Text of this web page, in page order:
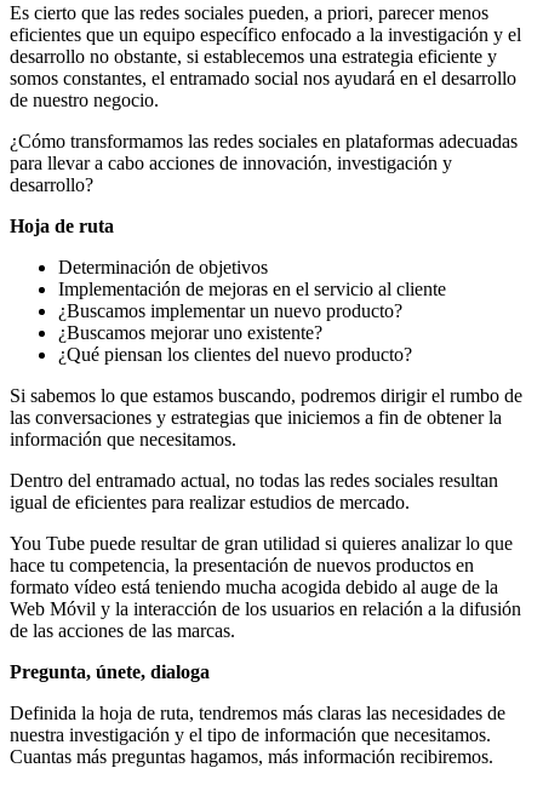
Es cierto que las redes sociales pueden, a priori, parecer menos
eficientes que un equipo específico enfocado a la investigación y el
desarrollo no obstante, si establecemos una estrategia eficiente y
somos constantes, el entramado social nos ayudará en el desarrollo
de nuestro negocio.
¿Cómo transformamos las redes sociales en plataformas adecuadas
para llevar a cabo acciones de innovación, investigación y
desarrollo?
Hoja de ruta
Determinación de objetivos
Implementación de mejoras en el servicio al cliente
¿Buscamos implementar un nuevo producto?
¿Buscamos mejorar uno existente?
¿Qué piensan los clientes del nuevo producto?
Si sabemos lo que estamos buscando, podremos dirigir el rumbo de
las conversaciones y estrategias que iniciemos a fin de obtener la
información que necesitamos.
Dentro del entramado actual, no todas las redes sociales resultan
igual de eficientes para realizar estudios de mercado.
You Tube puede resultar de gran utilidad si quieres analizar lo que
hace tu competencia, la presentación de nuevos productos en
formato vídeo está teniendo mucha acogida debido al auge de la
Web Móvil y la interacción de los usuarios en relación a la difusión
de las acciones de las marcas.
Pregunta, únete, dialoga
Definida la hoja de ruta, tendremos más claras las necesidades de
nuestra investigación y el tipo de información que necesitamos.
Cuantas más preguntas hagamos, más información recibiremos.